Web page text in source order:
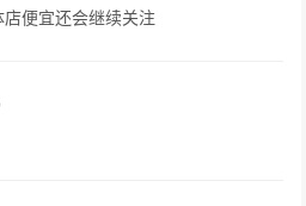
便宜还会继续关注